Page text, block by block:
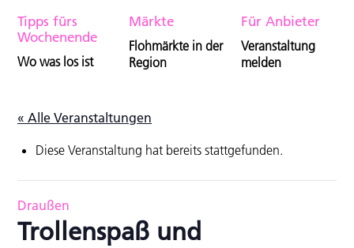
Tipps fürs
Wochenende
Wo was los ist
Märkte
Flohmärkte in der
Region
Für Anbieter
Veranstaltung
melden
« Alle Veranstaltungen
Diese Veranstaltung hat bereits stattgefunden.
Draußen
Trollenspaß und